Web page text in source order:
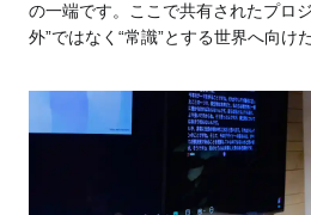
の一端です。ここで共有されたプロ
外”ではなく“常識”とする世界へ向け